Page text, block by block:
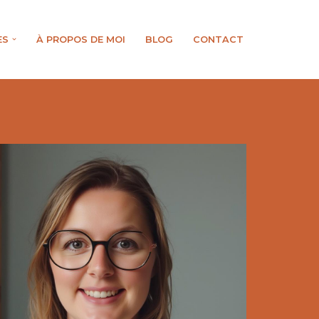
À PROPOS DE MOI BLOG CONTACT